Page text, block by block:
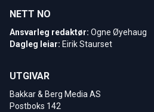
NETT NO
Ansvarleg redaktør: Ogne Øyehaug
Dagleg leiar: Eirik Staurset
UTGIVAR
Bakkar & Berg Media AS
Postboks 142